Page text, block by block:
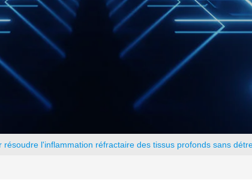
l'inflammation réfractaire des tissus profonds sans